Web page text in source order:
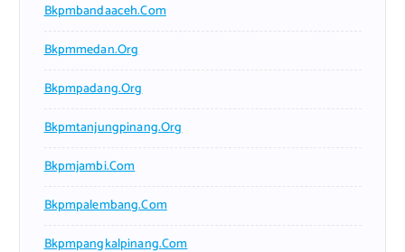
Bkpmbandaaceh.com
Bkpmmedan.org
Bkpmpadang.org
Bkpmtanjungpinang.org
Bkpmjambi.com
Bkpmpalembang.com
Bkpmpangkalpinang.com